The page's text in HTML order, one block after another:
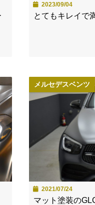
2023/09/04
とてもキレイで
メルセデスベンツ
2021/07/24
マット塗装の